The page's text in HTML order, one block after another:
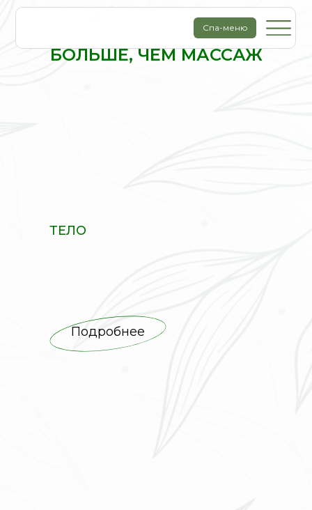
Спа-меню
БОЛЬШЕ, ЧЕМ МАССАЖ
ТЕЛО
Подробнее